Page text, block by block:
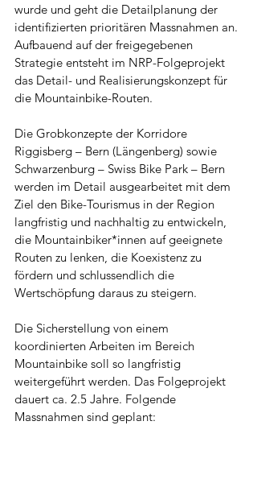
wurde und geht die Detailplanung der
identifizierten prioritären Massnahmen an.
Aufbauend auf der freigegebenen
Strategie entsteht im NRP-Folgeprojekt
das Detail- und Realisierungskonzept für
die Mountainbike-Routen.
Die Grobkonzepte der Korridore
Riggisberg – Bern (Längenberg) sowie
Schwarzenburg – Swiss Bike Park – Bern
werden im Detail ausgearbeitet mit dem
Ziel den Bike-Tourismus in der Region
langfristig und nachhaltig zu entwickeln,
die Mountainbiker*innen auf geeignete
Routen zu lenken, die Koexistenz zu
fördern und schlussendlich die
Wertschöpfung daraus zu steigern.
Die Sicherstellung von einem
koordinierten Arbeiten im Bereich
Mountainbike soll so langfristig
weitergeführt werden. Das Folgeprojekt
dauert ca. 2.5 Jahre. Folgende
Massnahmen sind geplant: